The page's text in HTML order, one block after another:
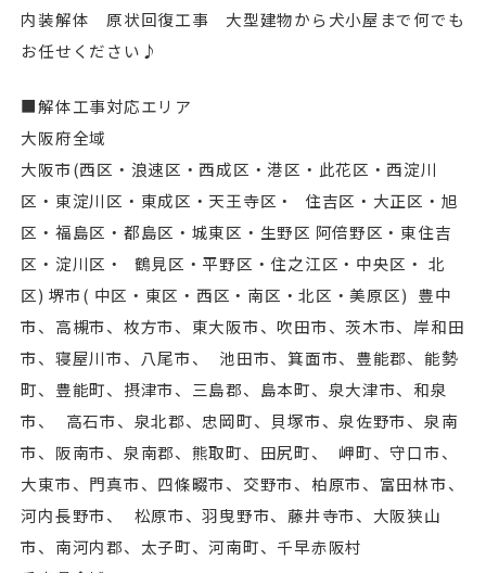
内装解体 原状回復工事 大型建物から犬小屋まで何でも
お任せください♪
■解体工事対応エリア
大阪府全域
⼤阪市(⻄区・浪速区・⻄成区・港区・此花区・⻄淀川
区・東淀川区・東成区・天王寺区・ 住吉区・⼤正区・旭
区・福島区・都島区・城東区・生野区 阿倍野区・東住吉
区・淀川区・ 鶴見区・平野区・住之江区・中央区・ 北
区) 堺市( 中区・東区・⻄区・南区・北区・美原区) 豊中
市、高槻市、枚方市、東⼤阪市、吹田市、茨木市、岸和田
市、寝屋川市、八尾市、 池田市、箕面市、豊能郡、能勢
町、豊能町、摂津市、三島郡、島本町、泉⼤津市、和泉
市、 高石市、泉北郡、忠岡町、貝塚市、泉佐野市、泉南
市、阪南市、泉南郡、熊取町、田尻町、 岬町、守口市、
⼤東市、門真市、四條畷市、交野市、柏原市、富田林市、
河内⻑野市、 松原市、羽曳野市、藤井寺市、⼤阪狭山
市、南河内郡、太子町、河南町、千早赤阪村